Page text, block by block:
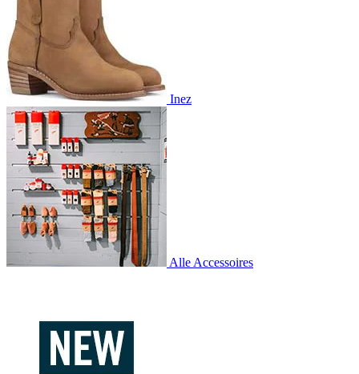
Inez
Alle Accessoires